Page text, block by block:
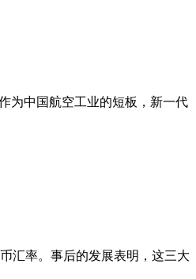
为中国航空工业的短板，新一代
汇率。事后的发展表明，这三大